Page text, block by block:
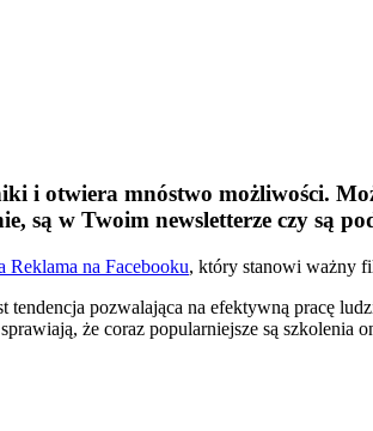
i otwiera mnóstwo możliwości.
są w Twoim newsletterze czy są
Reklama na Facebooku, który stanowi ważny
pozwalająca na efektywną pracę
że coraz popularniejsze są szkolenia